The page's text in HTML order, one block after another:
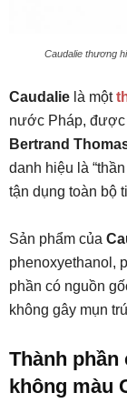
Caudalie thương
Caudalie là một
nước Pháp, được
Bertrand
danh hiệu là
tận dụng toàn bộ
Sản phẩm của
phenoxyethanol,
phần có nguồn
không gây mụn
Thành
không màu